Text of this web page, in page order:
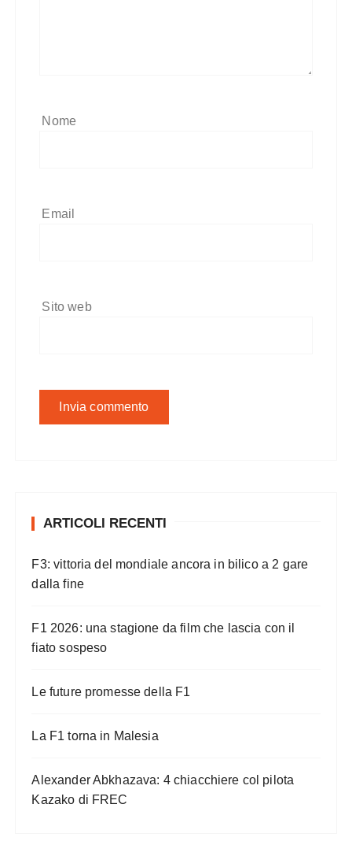
Nome
Email
Sito web
ARTICOLI RECENTI
F3: vittoria del mondiale ancora in bilico a 2 gare
dalla fine
F1 2026: una stagione da film che lascia con il
fiato sospeso
Le future promesse della F1
La F1 torna in Malesia
Alexander Abkhazava: 4 chiacchiere col pilota
Kazako di FREC